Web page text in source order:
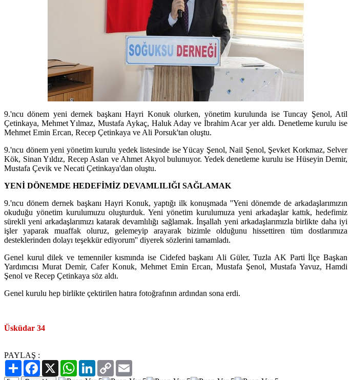
9.'ncu dönem yeni dernek başkanı Hayri Konuk olurken, yönetim kurulunda ise Tuncay Şenol, Atil
Çetinkaya, Mehmet Yılmaz, Mustafa Aykaç, Haluk Aday ve İbrahim Acar yer aldı. Denetleme kurulu ise
Mehmet Emin Ercan, Recep Çetinkaya ve Ali Porsuk'tan oluştu.
9.'ncu dönem yeni yönetim kurulu yedek listesinde ise Yücay Şenol, Nail Şenol, Şevket Korkmaz, Selver
Kök, Sinan Yıldız, Recep Aslan ve Ahmet Akyol bulunuyor. Yedek denetleme kurulu ise Hüseyin Demir,
Mustafa Çevik ve Necati Çetinkaya'dan oluştu.
YENİ DÖNEMDE HEDEFİMİZ DEVAMLILIĞI SAĞLAMAK
9.'ncu dönem dernek başkanı Hayri Konuk, yaptığı ilk konuşmada ''Yeni dönemde de arkadaşlarımızın
okuduğu yönetim kurulumuzu oluşturduk. Yeni yönetim kurulumuza yeni arkadaşlar kattık, hedefimiz
sürekli yeni arkadaşlarımızı katarak devamlılığı sağlamak. İnşallah yeni arkadaşlarımızla birlikte daha iyi
işler yaparak muaffak oluruz, gelemeyip arayarak bizimle olduğunu hissettiren tüm dostlarımıza
desteklerinden dolayı teşekkür ediyorum'' diyerek sözlerini tamamladı.
Genel kurul dilek ve temenniler kısmında ise Cidefed başkanı Ali Güler, Tuzla AK Parti İlçe Başkan
Yardımcısı Murat Demir, Cafer Konuk, Mehmet Emin Ercan, Mustafa Şenol, Mustafa Yavuz, Hamdi
Şenol ve Recep Çetinkaya söz aldı.
Genel kurulu hep birlikte çektirilen hatıra fotoğrafının ardından sona erdi.
Üsküdar 34
PAYLAŞ :
PaylaşFacebook
X WhatsAppLinkedIn
Copy
Link